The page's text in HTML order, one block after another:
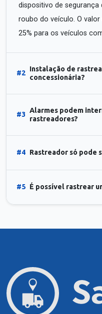
dispositivo de
roubo do veículo. O
25% para os veículos
#2
Instalação de
concessionária?
#3
Alarmes podem
rastreadores?
#4 Rastreador só pode
#5 É possível rastrear